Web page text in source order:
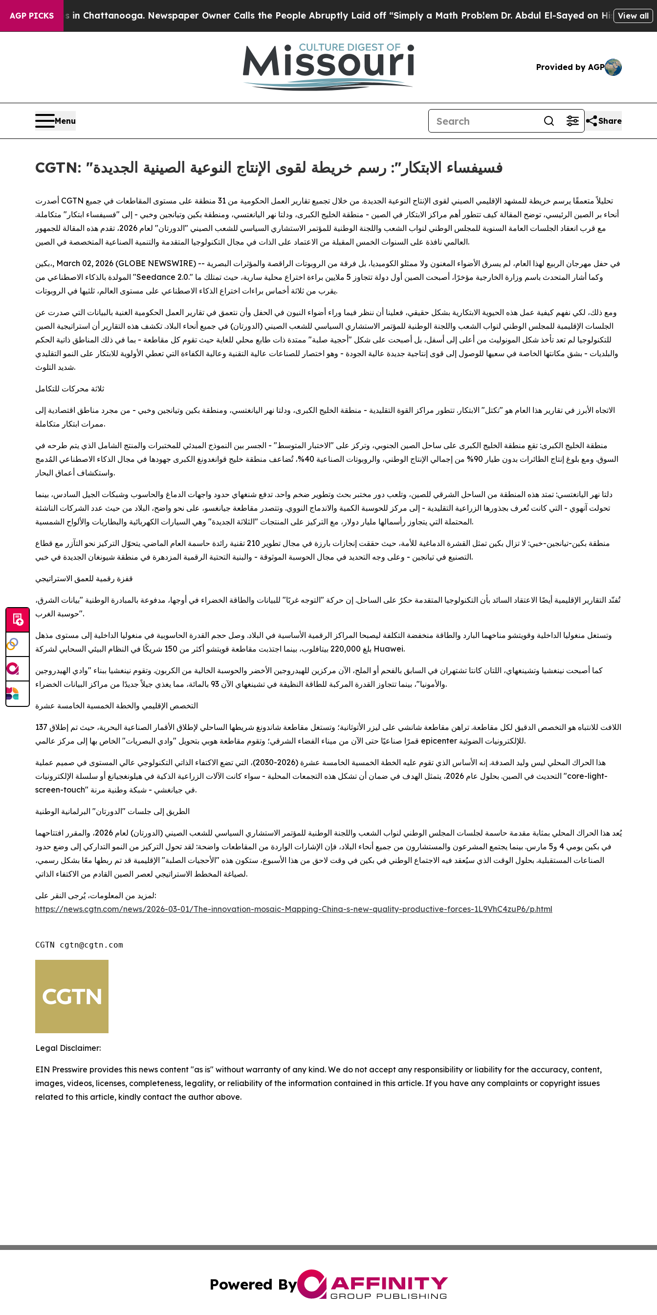
AGP PICKS
Chaos in Chattanooga. Newspaper Owner Calls the People Abruptly Laid off “Simply a Math Problem Dr. Abdul El-Sayed on Historic Michigan
View all
Provided by AGP
Menu Share
CGTN: "فسيفساء الابتكار": رسم خريطة لقوى الإنتاج النوعية الصينية الجديدة
أصدرت CGTN تحليلاً متعمقًا يرسم خريطة للمشهد الإقليمي الصيني لقوى الإنتاج النوعية الجديدة. من خلال تجميع تقارير العمل الحكومية من 31 منطقة على مستوى المقاطعات في جميع
أنحاء بر الصين الرئيسي، توضح المقالة كيف تتطور أهم مراكز الابتكار في الصين - منطقة الخليج الكبرى، ودلتا نهر اليانغتسي، ومنطقة بكين وتيانجين وخبي - إلى "فسيفساء ابتكار" متكاملة.
مع قرب انعقاد الجلسات العامة السنوية للمجلس الوطني لنواب الشعب واللجنة الوطنية للمؤتمر الاستشاري السياسي للشعب الصيني "الدورتان" لعام 2026، تقدم هذه المقالة للجمهور
العالمي نافذة على السنوات الخمس المقبلة من الاعتماد على الذات في مجال التكنولوجيا المتقدمة والتنمية الصناعية المتخصصة في الصين.
بكين،, March 02, 2026 (GLOBE NEWSWIRE) -- في حفل مهرجان الربيع لهذا العام، لم يسرق الأضواء المغنون ولا ممثلو الكوميديا، بل فرقة من الروبوتات الراقصة والمؤثرات البصرية
المولدة بالذكاء الاصطناعي من "Seedance 2.0." وكما أشار المتحدث باسم وزارة الخارجية مؤخرًا، أصبحت الصين أول دولة تتجاوز 5 ملايين براءة اختراع محلية سارية، حيث تمتلك ما
يقرب من ثلاثة أخماس براءات اختراع الذكاء الاصطناعي على مستوى العالم، ثلثيها في الروبوتات.
ومع ذلك، لكي نفهم كيفية عمل هذه الحيوية الابتكارية بشكل حقيقي، فعلينا أن ننظر فيما وراء أضواء النيون في الحفل وأن نتعمق في تقارير العمل الحكومية الغنية بالبيانات التي صدرت عن
الجلسات الإقليمية للمجلس الوطني لنواب الشعب واللجنة الوطنية للمؤتمر الاستشاري السياسي للشعب الصيني (الدورتان) في جميع أنحاء البلاد. تكشف هذه التقارير أن استراتيجية الصين
للتكنولوجيا لم تعد تأخذ شكل المونوليث من أعلى إلى أسفل، بل أصبحت على شكل "أحجية صلبة" ممتدة ذات طابع محلي للغاية حيث تقوم كل مقاطعة - بما في ذلك المناطق ذاتية الحكم
والبلديات - بشق مكانتها الخاصة في سعيها للوصول إلى قوى إنتاجية جديدة عالية الجودة - وهو اختصار للصناعات عالية التقنية وعالية الكفاءة التي تعطي الأولوية للابتكار على النمو التقليدي
شديد التلوث.
ثلاثة محركات للتكامل
الاتجاه الأبرز في تقارير هذا العام هو "تكتل" الابتكار. تتطور مراكز القوة التقليدية - منطقة الخليج الكبرى، ودلتا نهر اليانغتسي، ومنطقة بكين وتيانجين وخبي - من مجرد مناطق اقتصادية إلى
ممرات ابتكار متكاملة.
منطقة الخليج الكبرى: تقع منطقة الخليج الكبرى على ساحل الصين الجنوبي، وتركز على "الاختبار المتوسط" - الجسر بين النموذج المبدئي للمختبرات والمنتج الشامل الذي يتم طرحه في
السوق. ومع بلوغ إنتاج الطائرات بدون طيار 90% من إجمالي الإنتاج الوطني، والروبوتات الصناعية 40%، تُضاعف منطقة خليج قوانغدونغ الكبرى جهودها في مجال الذكاء الاصطناعي المُدمج
واستكشاف أعماق البحار.
دلتا نهر اليانغتسي: تمتد هذه المنطقة من الساحل الشرقي للصين، وتلعب دور مختبر بحث وتطوير ضخم واحد. تدفع شنغهاي حدود واجهات الدماغ والحاسوب وشبكات الجيل السادس، بينما
تحولت آنهوي - التي كانت تُعرف بجذورها الزراعية التقليدية - إلى مركز للحوسبة الكمية والاندماج النووي. وتتصدر مقاطعة جيانغسو، على نحو واضح، البلاد من حيث عدد الشركات الناشئة
المحتملة التي يتجاوز رأسمالها مليار دولار، مع التركيز على المنتجات "الثلاثة الجديدة" وهي السيارات الكهربائية والبطاريات والألواح الشمسية.
منطقة بكين-تيانجين-خبي: لا تزال بكين تمثل القشرة الدماغية للأمة، حيث حققت إنجازات بارزة في مجال تطوير 210 تقنية رائدة حاسمة العام الماضي. يتحوّل التركيز نحو التآزر مع قطاع
التصنيع في تيانجين - وعلى وجه التحديد في مجال الحوسبة الموثوقة - والبنية التحتية الرقمية المزدهرة في منطقة شيونغان الجديدة في خبي.
قفزة رقمية للعمق الاستراتيجي
تُفنّد التقارير الإقليمية أيضًا الاعتقاد السائد بأن التكنولوجيا المتقدمة حكرٌ على الساحل. إن حركة "التوجه غربًا" للبيانات والطاقة الخضراء في أوجها، مدفوعة بالمبادرة الوطنية "بيانات الشرق،
حوسبة الغرب".
وتستغل منغوليا الداخلية وقويتشو مناخهما البارد والطاقة منخفضة التكلفة ليصبحا المراكز الرقمية الأساسية في البلاد. وصل حجم القدرة الحاسوبية في منغوليا الداخلية إلى مستوى مذهل
بلغ 220,000 بيتافلوب، بينما اجتذبت مقاطعة قويتشو أكثر من 150 شريكًا في النظام البيئي السحابي لشركة Huawei.
كما أصبحت نينغشيا وتشينغهاي، اللتان كانتا تشتهران في السابق بالفحم أو الملح، الآن مركزين للهيدروجين الأخضر والحوسبة الخالية من الكربون. وتقوم نينغشيا ببناء "وادي الهيدروجين
والأمونيا"، بينما تتجاوز القدرة المركبة للطاقة النظيفة في تشينغهاي الآن 93 بالمائة، مما يغذي جيلاً جديدًا من مراكز البيانات الخضراء.
التخصص الإقليمي والخطة الخمسية الخامسة عشرة
اللافت للانتباه هو التخصص الدقيق لكل مقاطعة. تراهن مقاطعة شانشي على ليزر الأتوثانية؛ وتستغل مقاطعة شاندونغ شريطها الساحلي لإطلاق الأقمار الصناعية البحرية، حيث تم إطلاق 137
قمرًا صناعيًا حتى الآن من ميناء الفضاء الشرقي؛ وتقوم مقاطعة هوبي بتحويل "وادي البصريات" الخاص بها إلى مركز عالمي epicenter للإلكترونيات الضوئية.
هذا الحراك المحلي ليس وليد الصدفة. إنه الأساس الذي تقوم عليه الخطة الخمسية الخامسة عشرة (2026-2030)، التي تضع الاكتفاء الذاتي التكنولوجي عالي المستوى في صميم عملية
التحديث في الصين. بحلول عام 2026، يتمثل الهدف في ضمان أن تشكل هذه التجمعات المحلية - سواء كانت الآلات الزراعية الذكية في هيلونغجيانغ أو سلسلة الإلكترونيات "core-light-
screen-touch" في جيانغشي - شبكة وطنية مرنة.
الطريق إلى جلسات "الدورتان" البرلمانية الوطنية
يُعد هذا الحراك المحلي بمثابة مقدمة حاسمة لجلسات المجلس الوطني لنواب الشعب واللجنة الوطنية للمؤتمر الاستشاري السياسي للشعب الصيني (الدورتان) لعام 2026، والمقرر افتتاحهما
في بكين يومي 4 و5 مارس. بينما يجتمع المشرعون والمستشارون من جميع أنحاء البلاد، فإن الإشارات الواردة من المقاطعات واضحة: لقد تحول التركيز من النمو التداركي إلى وضع حدود
الصناعات المستقبلية. بحلول الوقت الذي سيُعقد فيه الاجتماع الوطني في بكين في وقت لاحق من هذا الأسبوع، ستكون هذه "الأحجيات الصلبة" الإقليمية قد تم ربطها معًا بشكل رسمي،
لصياغة المخطط الاستراتيجي لعصر الصين القادم من الاكتفاء الذاتي.
لمزيد من المعلومات، يُرجى النقر على:
https://news.cgtn.com/news/2026-03-01/The-innovation-mosaic-Mapping-China-s-new-quality-productive-forces-1L9VhC4zuP6/p.html
CGTN cgtn@cgtn.com
Legal Disclaimer:
EIN Presswire provides this news content "as is" without warranty of any kind. We do not accept any responsibility or liability for the accuracy, content,
images, videos, licenses, completeness, legality, or reliability of the information contained in this article. If you have any complaints or copyright issues
related to this article, kindly contact the author above.
Powered By